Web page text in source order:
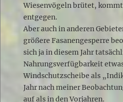
Wiesenvögeln brütet,
entgegen.
Aber auch in anderen
größere Fasanengesperre
sich ja in diesem Jahr
Nahrungsverfügbarkeit
Windschutzscheibe als
Jahr nach meiner
auf als in den Vorjahren.